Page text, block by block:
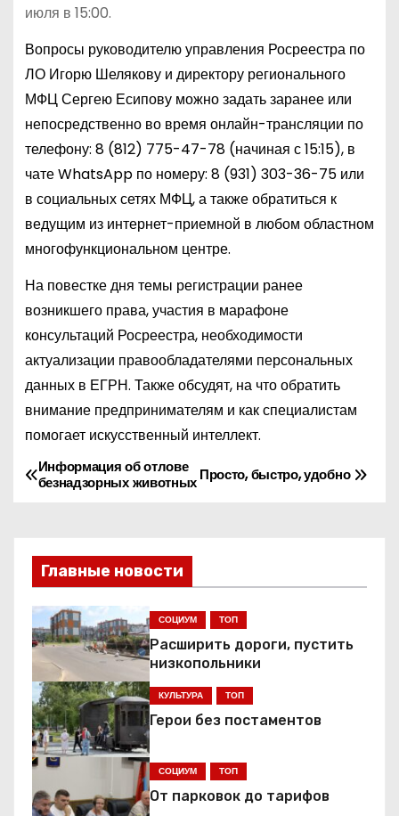
июля в 15:00.
Вопросы руководителю управления Росреестра по
ЛО Игорю Шелякову и директору регионального
МФЦ Сергею Есипову можно задать заранее или
непосредственно во время онлайн-трансляции по
телефону: 8 (812) 775-47-78(начиная с 15:15), в
чате WhatsApp по номеру: 8 (931) 303-36-75или
в социальных сетях МФЦ, а также обратиться к
ведущим из интернет-приемной в любом областном
многофункциональном центре.
На повестке дня темы регистрации ранее
возникшего права, участия в марафоне
консультаций Росреестра, необходимости
актуализации правообладателями персональных
данных в ЕГРН. Также обсудят, на что обратить
внимание предпринимателям и как специалистам
помогает искусственный интеллект.
Н
в
и
г
а
ц
и
я
Просто, быстро, удобно
Информация об отлове
безнадзорных животных
Главные новости
СОЦИУМ ТОП
Расширить дороги, пустить
низкопольники
КУЛЬТУРА ТОП
Герои без постаментов
СОЦИУМ ТОП
От парковок до тарифов